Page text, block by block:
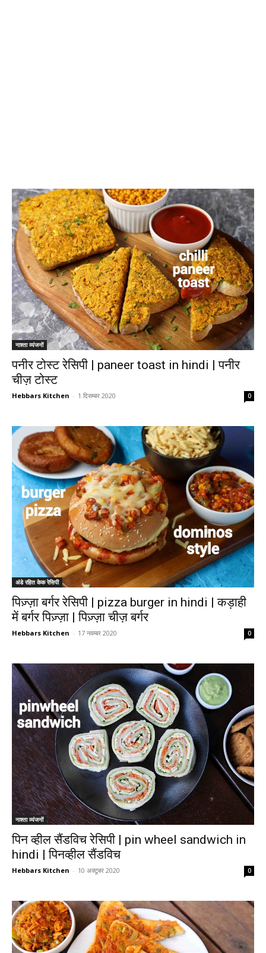
नाश्ता व्यंजनों
पनीर टोस्ट रेसिपी | paneer toast in hindi | पनीर
चीज़ टोस्ट
Hebbars Kitchen - 1 दिसम्बर 2020 0
अंडे रहित केक रेसिपी
पिज़्ज़ा बर्गर रेसिपी | pizza burger in hindi | कड़ाही
में बर्गर पिज़्ज़ा | पिज़्ज़ा चीज़ बर्गर
Hebbars Kitchen - 17 नवम्बर 2020 0
नाश्ता व्यंजनों
पिन व्हील सैंडविच रेसिपी | pin wheel sandwich in
hindi | पिनव्हील सैंडविच
Hebbars Kitchen - 10 अक्टूबर 2020 0